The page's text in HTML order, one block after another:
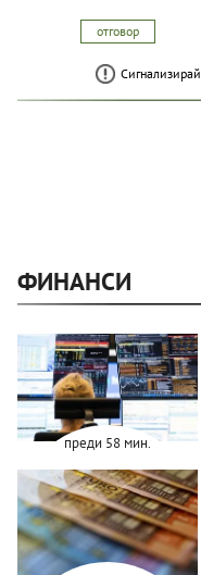
отговор
ФИНАНСИ
преди 58 мин.